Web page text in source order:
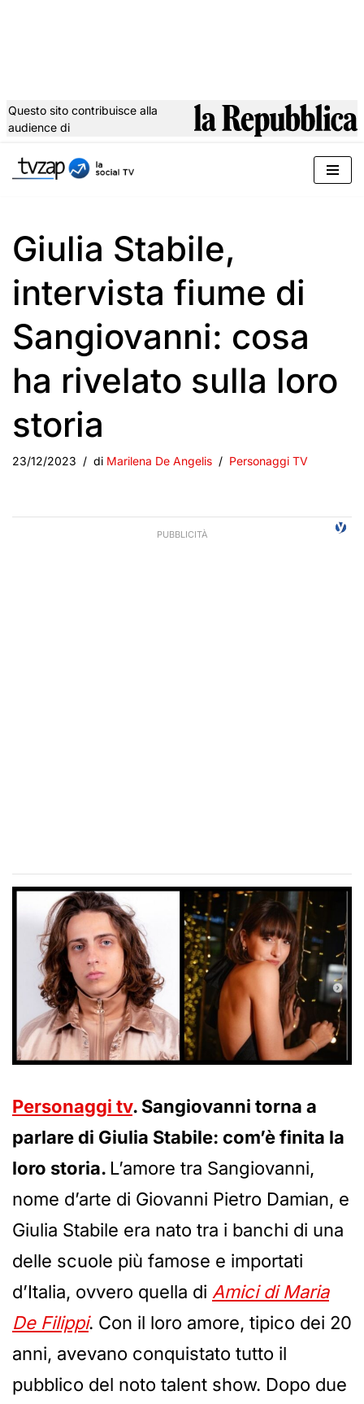
al
Questo sito contribuisce alla
audience di
Giulia Stabile,
intervista fiume di
Sangiovanni: cosa
ha rivelato sulla loro
storia
23/12/2023 di Marilena De Angelis Personaggi TV
Personaggi tv. Sangiovanni torna a
parlare di Giulia Stabile: com’è finita la
loro storia. L’amore tra Sangiovanni,
nome d’arte di Giovanni Pietro Damian, e
Giulia Stabile era nato tra i banchi di una
delle scuole più famose e importati
d’Italia, ovvero quella di Amici di Maria
De Filippi. Con il loro amore, tipico dei 20
anni, avevano conquistato tutto il
pubblico del noto talent show. Dopo due